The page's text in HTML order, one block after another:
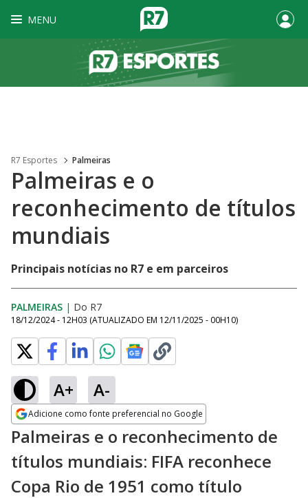
MENU
R7 Esportes Palmeiras
Palmeiras e o
reconhecimento de títulos
mundiais
Principais notícias no R7 e em parceiros
PALMEIRAS | Do R7
18/12/2024 - 12H03 (ATUALIZADO EM 12/11/2025 - 00H10)
A+ A-
Adicione como fonte preferencial no Google
Opens in new window
Palmeiras e o reconhecimento de
títulos mundiais: FIFA reconhece
Copa Rio de 1951 como título